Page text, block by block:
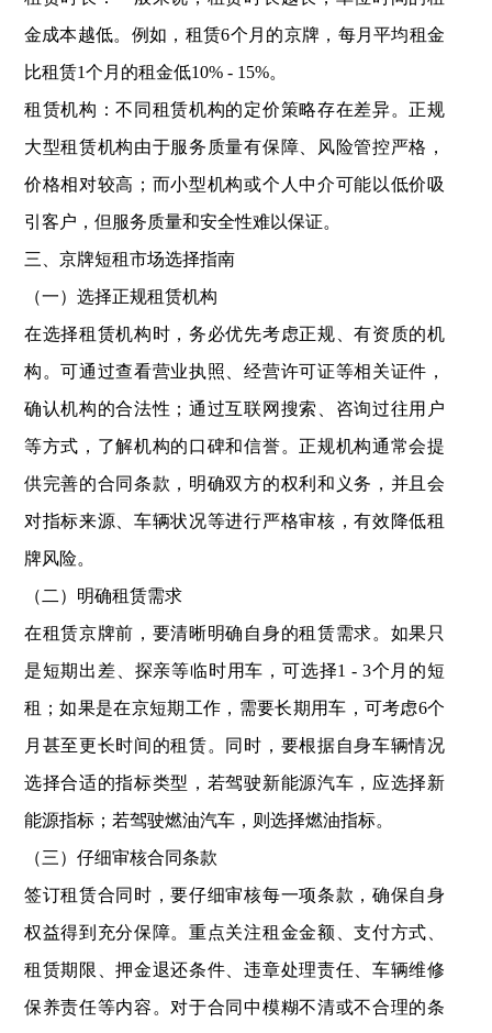
金成本越低。例如，租赁6个月的京牌，每月平均租金
比租赁1个月的租金低10% - 15%。
租赁机构：不同租赁机构的定价策略存在差异。正规
大型租赁机构由于服务质量有保障、风险管控严格，
价格相对较高；而小型机构或个人中介可能以低价吸
引客户，但服务质量和安全性难以保证。
三、京牌短租市场选择指南
（一）选择正规租赁机构
在选择租赁机构时，务必优先考虑正规、有资质的机
构。可通过查看营业执照、经营许可证等相关证件，
确认机构的合法性；通过互联网搜索、咨询过往用户
等方式，了解机构的口碑和信誉。正规机构通常会提
供完善的合同条款，明确双方的权利和义务，并且会
对指标来源、车辆状况等进行严格审核，有效降低租
牌风险。
（二）明确租赁需求
在租赁京牌前，要清晰明确自身的租赁需求。如果只
是短期出差、探亲等临时用车，可选择1 - 3个月的短
租；如果是在京短期工作，需要长期用车，可考虑6个
月甚至更长时间的租赁。同时，要根据自身车辆情况
选择合适的指标类型，若驾驶新能源汽车，应选择新
能源指标；若驾驶燃油汽车，则选择燃油指标。
（三）仔细审核合同条款
签订租赁合同时，要仔细审核每一项条款，确保自身
权益得到充分保障。重点关注租金金额、支付方式、
租赁期限、押金退还条件、违章处理责任、车辆维修
保养责任等内容。对于合同中模糊不清或不合理的条